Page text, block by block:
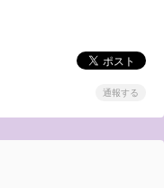
通報する